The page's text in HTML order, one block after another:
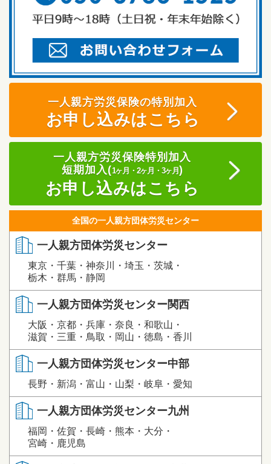
一人親方労災保険の特別加入
お申し込みはこちら
一人親方労災保険特別加入
短期加入(1ヶ月・2ヶ月・3ヶ月)
お申し込みはこちら
全国の一人親方団体労災センター
一人親方団体労災センター
東京・千葉・神奈川・埼玉・茨城・
栃木・群馬・静岡
一人親方団体労災センター関西
大阪・京都・兵庫・奈良・和歌山・
滋賀・三重・鳥取・岡山・徳島・香川
一人親方団体労災センター中部
長野・新潟・富山・山梨・岐阜・愛知
一人親方団体労災センター九州
福岡・佐賀・長崎・熊本・大分・
宮崎・鹿児島